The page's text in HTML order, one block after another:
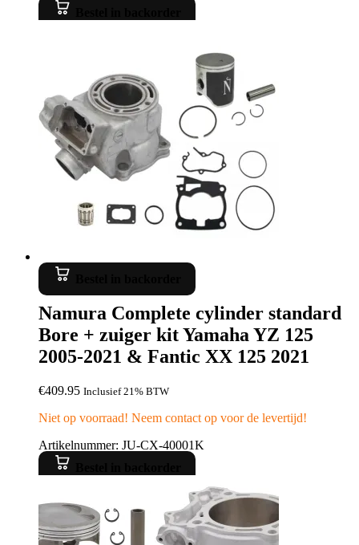
Namura Complete cylinder standard
Bore + zuiger kit Yamaha YZ 125
2005-2021 & Fantic XX 125 2021
€409.95 Inclusief 21% BTW
Niet op voorraad! Neem contact op voor de levertijd!
Artikelnummer: JU-CX-40001K